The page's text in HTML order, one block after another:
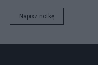
Napisz notkę